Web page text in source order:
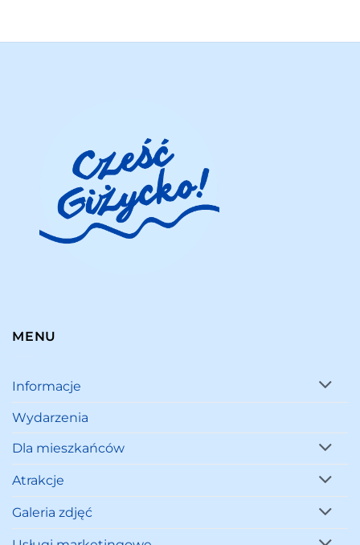
MENU
Informacje
Wydarzenia
Dla mieszkańców
Atrakcje
Galeria zdjęć